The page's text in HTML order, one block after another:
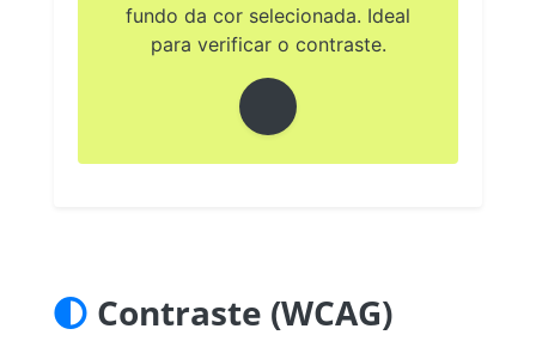
fundo da cor selecionada. Ideal
para verificar o contraste.
Contraste (WCAG)